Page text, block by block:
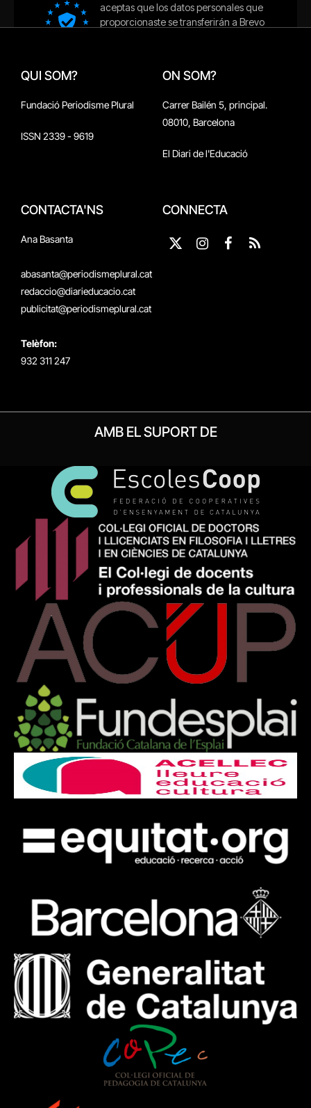
QUI SOM?
Fundació Periodisme Plural
ISSN 2339 - 9619
ON SOM?
Carrer Bailén 5, principal.
08010, Barcelona
El Diari de l'Educació
CONTACTA'NS
Ana Basanta
abasanta@periodismeplural.cat
redaccio@diarieducacio.cat
publicitat@periodismeplural.cat
Telèfon:
932 311 247
CONNECTA
X
Instagram
Facebook
RSS
AMB EL SUPORT DE